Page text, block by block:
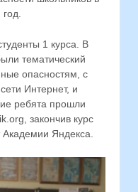
1 курса. В
тематический
опасностям, с
Интернет, и
ребята прошли
закончив курс
Академии Яндекса.